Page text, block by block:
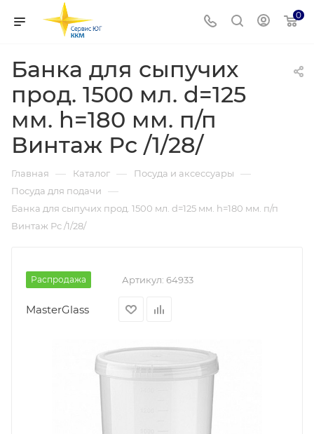
0
Банка для сыпучих
прод. 1500 мл. d=125
мм. h=180 мм. п/п
Винтаж Рс /1/28/
Главная — Каталог — Посуда и аксессуары —
Посуда для подачи —
Банка для сыпучих прод. 1500 мл. d=125 мм. h=180 мм. п/п
Винтаж Рс /1/28/
Распродажа Артикул: 64933
MasterGlass